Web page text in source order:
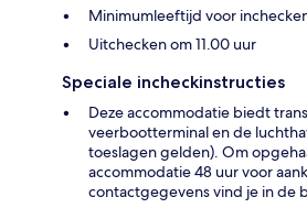
Minimumleeftijd voor
Uitchecken om 11.00 uur
Speciale incheckinstructies
Deze accommodatie biedt
veerbootterminal en de
toeslagen gelden). Om
accommodatie 48 uur voor
contactgegevens vind je in de